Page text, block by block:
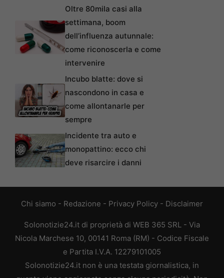
Oltre 80mila casi alla
settimana, boom
dell’influenza autunnale:
come riconoscerla e come
intervenire
Incubo blatte: dove si
nascondono in casa e
come allontanarle per
sempre
Incidente tra auto e
monopattino: ecco chi
deve risarcire i danni
Chi siamo - Redazione - Privacy Policy - Disclaimer
Solonotizie24.it di proprietà di WEB 365 SRL - Via
Nicola Marchese 10, 00141 Roma (RM) - Codice Fiscale
e Partita I.V.A. 12279101005
Solonotizie24.it non è una testata giornalistica, in